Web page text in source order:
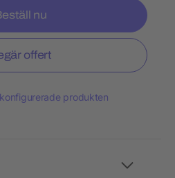
nu
offert
produkten